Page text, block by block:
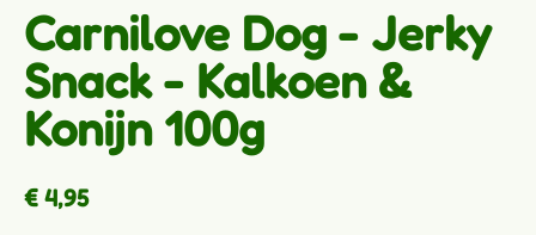
Carnilove Dog - Jerky
Snack - Kalkoen &
Konijn 100g
€ 4,95